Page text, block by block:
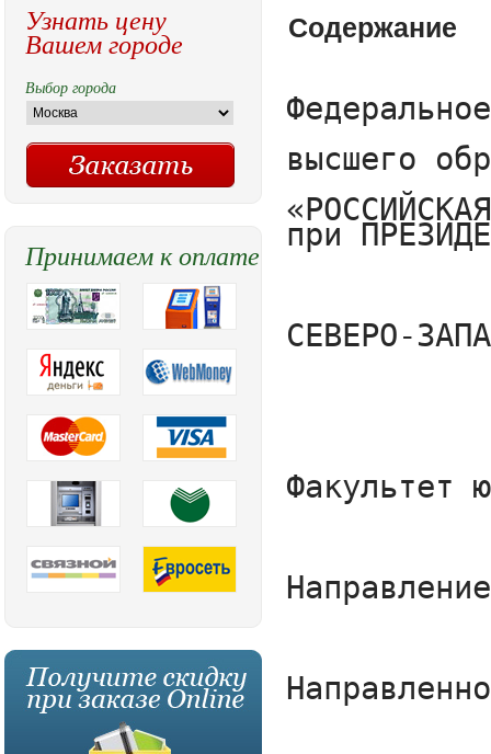
Содержание
Федеральное государственное бюджетное образовательное учреждение 

высшего образования

«РОССИЙСКАЯ АКАДЕМИЯ НАРОДНОГО ХОЗЯЙСТВА                                                                  И ГОСУДАРСТВЕННОЙ СЛУЖБЫ                                                                                                         при ПРЕЗИДЕНТЕ РОССИЙСКОЙ ФЕДЕРАЦИИ»



СЕВЕРО-ЗАПАДНЫЙ ИНСТИТУТ УПРАВЛЕНИЯ





Факультет юридический



Направление юриспруденция



Направленность (Профиль)________________________________________________





ВЫПУСКНАЯ КВАЛИФИКАЦИОННАЯ РАБОТА 

на тему:



Защита прав детей – сирот и детей, оставшихся без попечения родителей

	

	

	

	                                                                                              Автор работы:

		                                                                                              студент 4 курса

	                                                                                              очной формы обучения	

		                                                                                      Ф.И.О. Жукова Надежда 

		                                                                                                 Алексеевна 

		подпись__________________

		

                                                                                       

	                                                                                              Руководитель работы:

		                                                                                              Должность, звание ________                                                                ____________________________________________________ _________________________

		                                                                                     Ф.И.О. Ющенко Наталья

		                                                                                                     Валерьевна
Узнать цену
Вашем городе
Выбор города
Принимаем к оплате